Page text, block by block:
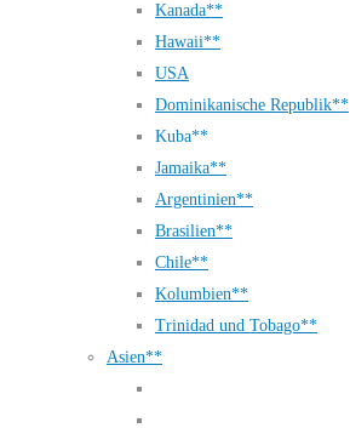
Kanada**
Hawaii**
USA
Dominikanische Republik**
Kuba**
Jamaika**
Argentinien**
Brasilien**
Chile**
Kolumbien**
Trinidad und Tobago**
Asien**